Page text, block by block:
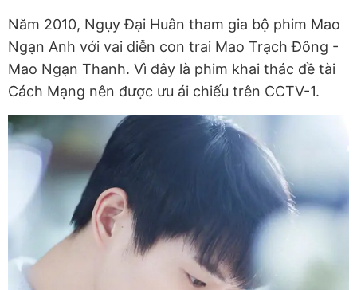
Năm 2010, Ngụy Đại Huân tham gia bộ phim Mao
Ngạn Anh với vai diễn con trai Mao Trạch Đông -
Mao Ngạn Thanh. Vì đây là phim khai thác đề tài
Cách Mạng nên được ưu ái chiếu trên CCTV-1.